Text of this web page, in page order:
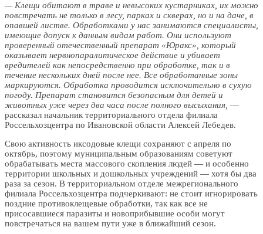
— Клещи обитают в траве и невысоких кустарниках, их можно
повстречать не только в лесу, парках и скверах, но и на даче, в
опавшей листве. Обработками у нас занимаются специалисты,
имеющие допуск к данным видам работ. Они используют
проверенный отечественный препарат «Юракс», который
оказывает нервнопаралитическое действие и убивает
вредителей как непосредственно при обработке, так и в
течение нескольких дней после нее. Все обработанные зоны
маркируются. Обработка проводится исключительно в сухую
погоду. Препарат становится безопасным для детей и
животных уже через два часа после полного высыхания, —
рассказал начальник территориального отдела филиала
Россельхозцентра по Ивановской области Алексей Лебедев.
Свою активность иксодовые клещи сохраняют с апреля по
октябрь, поэтому муниципальным образованиям советуют
обрабатывать места массового скопления людей — и особенно
территории школьных и дошкольных учреждений — хотя бы два
раза за сезон. В территориальном отделе межрегионального
филиала Россельхозцентра подчеркивают: не стоит игнорировать
поздние противоклещевые обработки, так как все не
присосавшиеся паразиты и новоприбывшие особи могут
повстречаться на вашем пути уже в ближайший сезон.